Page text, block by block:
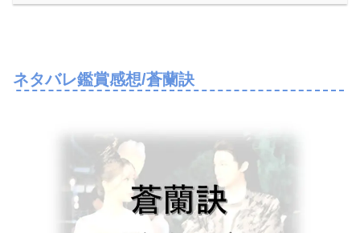
ネタバレ鑑賞感想/蒼蘭訣